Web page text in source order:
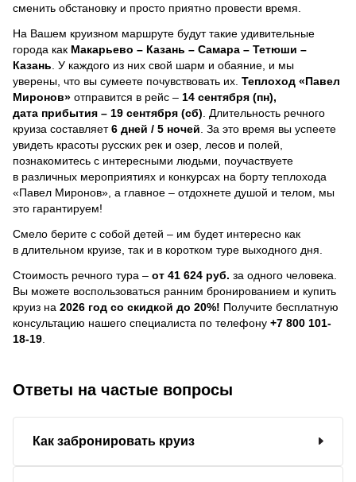
сменить обстановку и просто приятно провести время.
На Вашем круизном маршруте будут такие удивительные
города как Макарьево – Казань – Самара – Тетюши –
Казань . У каждого из них свой шарм и обаяние, и мы
уверены, что вы сумеете почувствовать их. Теплоход «Павел
Миронов» отправится в рейс – 14 сентября (пн),
дата прибытия – 19 сентября (сб) . Длительность речного
круиза составляет6 дней / 5 ночей За это время вы успеете
увидеть красоты русских рек и озер, лесов и полей,
познакомитесь с интересными людьми, поучаствуете
в различных мероприятиях и конкурсах на борту теплохода
«Павел Миронов», а главное – отдохнете душой и телом, мы
это гарантируем!
Смело берите с собой детей – им будет интересно как
в длительном круизе, так и в коротком туре выходного дня.
Стоимость речного тура – от 41 624 руб. за одного человека.
Вы можете воспользоваться ранним бронированием и купить
круиз на 2026 год со скидкой до 20%! Получите бесплатную
консультацию нашего специалиста по телефону +7 800 101-
18-19
Ответы на частые вопросы
Как забронировать круиз